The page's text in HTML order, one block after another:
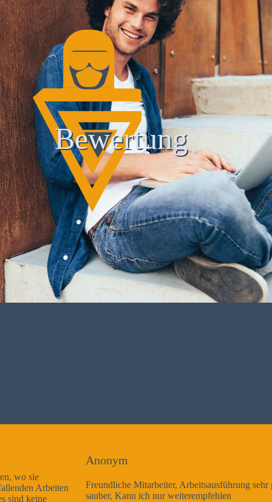
Bewertung
Freundliche Mitarbeiter, Arbeitsausführung sehr gut und sehr
sauber, Kann ich nur weiterempfehlen